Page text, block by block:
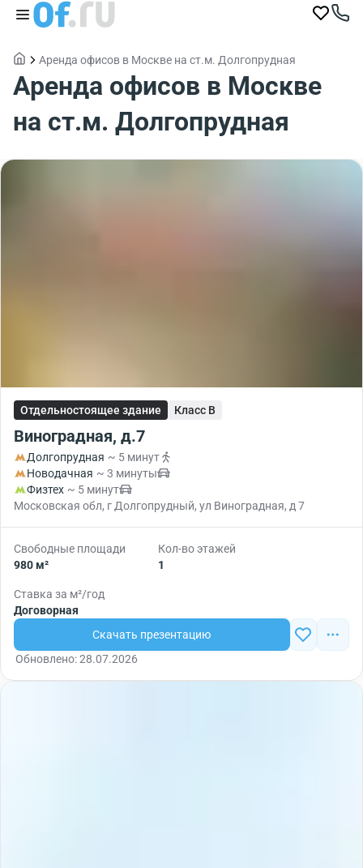
Аренда офисов в Москве на ст.м. Долгопрудная
Аренда офисов в Москве
на ст.м. Долгопрудная
Отдельностоящее здание Класс B
Виноградная, д.7
Долгопрудная ~ 5 минут
Новодачная ~ 3 минуты
Физтех ~ 5 минут
Московская обл, г Долгопрудный, ул Виноградная, д 7
Свободные площади
980 м²
Кол-во этажей
1
Ставка за м²/год
Договорная
Скачать презентацию
Обновлено: 28.07.2026